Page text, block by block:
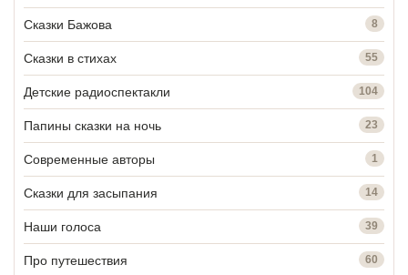
Сказки Бажова 8
Сказки в стихах 55
Детские радиоспектакли 104
Папины сказки на ночь 23
Современные авторы 1
Сказки для засыпания 14
Наши голоса 39
Про путешествия 60